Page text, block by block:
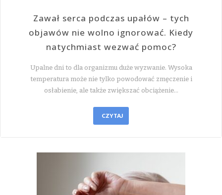
Zawał serca podczas upałów – tych
objawów nie wolno ignorować. Kiedy
natychmiast wezwać pomoc?
Upalne dni to dla organizmu duże wyzwanie. Wysoka
temperatura może nie tylko powodować zmęczenie i
osłabienie, ale także zwiększać obciążenie…
CZYTAJ